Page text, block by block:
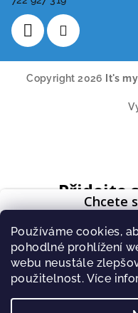
Používáme cookies,
pohodlné prohlížení
webu neustále
použitelnost. Více
Copyright 2026 It's
Přidejte
A získavejte pravidelně
Chcete
o
Přihlaste